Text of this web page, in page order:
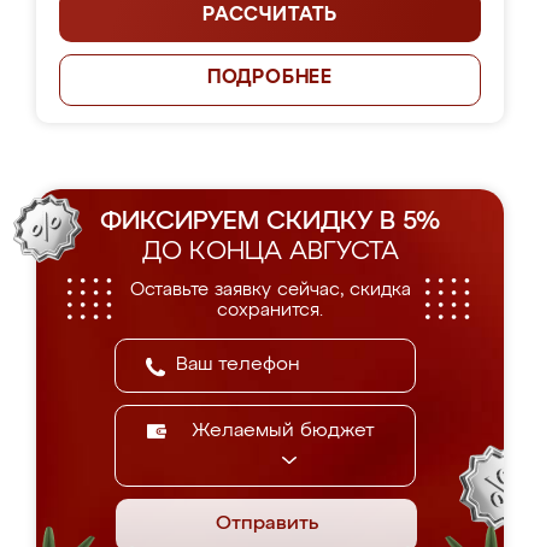
РАССЧИТАТЬ
ПОДРОБНЕЕ
ФИКСИРУЕМ СКИДКУ В 5%
ДО КОНЦА АВГУСТА
Оставьте заявку сейчас, скидка
сохранится.
Желаемый бюджет
Отправить